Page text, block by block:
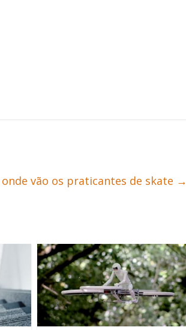
vão os praticantes de skate →